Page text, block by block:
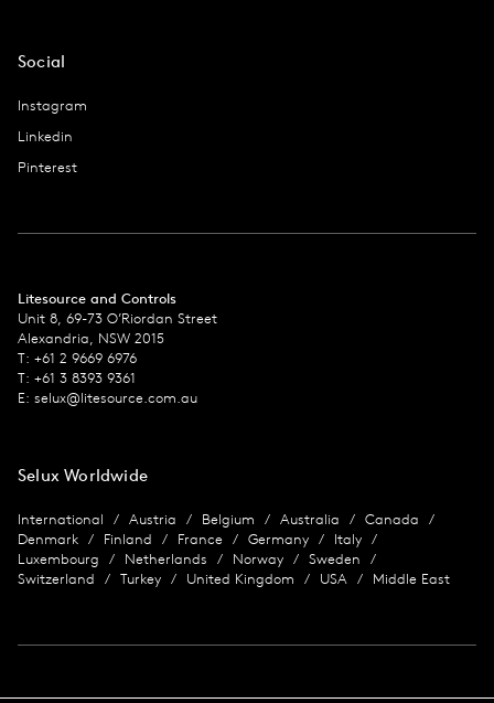
Social
Instagram
Linkedin
Pinterest
Litesource and Controls
Unit 8, 69-73 O’Riordan Street
Alexandria, NSW 2015
T: +61 2 9669 6976
T: +61 3 8393 9361
E: selux@litesource.com.au
Selux Worldwide
International Austria Belgium Australia
Canada
Denmark
Finland France Germany
Italy
Luxembourg
Netherlands Norway
Sweden
Switzerland
Turkey United Kingdom USA Middle East